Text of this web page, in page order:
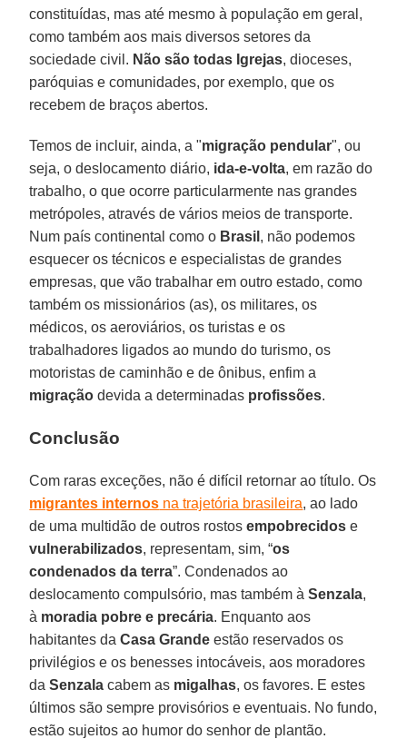
constituídas, mas até mesmo à população em geral,
como também aos mais diversos setores da
sociedade civil. Não são todas Igrejas, dioceses,
paróquias e comunidades, por exemplo, que os
recebem de braços abertos.
Temos de incluir, ainda, a "migração pendular", ou
seja, o deslocamento diário, ida-e-volta, em razão do
trabalho, o que ocorre particularmente nas grandes
metrópoles, através de vários meios de transporte.
Num país continental como o Brasil , não podemos
esquecer os técnicos e especialistas de grandes
empresas, que vão trabalhar em outro estado, como
também os missionários (as), os militares, os
médicos, os aeroviários, os turistas e os
trabalhadores ligados ao mundo do turismo, os
motoristas de caminhão e de ônibus, enfim a
migração devida a determinadas profissões.
Conclusão
Com raras exceções, não é difícil retornar ao título. Os
migrantes internos na trajetória brasileira, ao lado
de uma multidão de outros rostosempobrecidos e
vulnerabilizados, representam, sim, “os
condenados da terra”. Condenados ao
deslocamento compulsório, mas também àSenzala,
à moradia pobre e precária. Enquanto aos
habitantes daCasa Grande estão reservados os
privilégios e os benesses intocáveis, aos moradores
daSenzala cabem as migalhas, os favores. E estes
últimos são sempre provisórios e eventuais. No fundo,
estão sujeitos ao humor do senhor de plantão.